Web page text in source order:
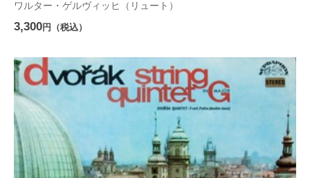
ワルター・ゲルヴィッヒ（リュート）
3,300円（税込）